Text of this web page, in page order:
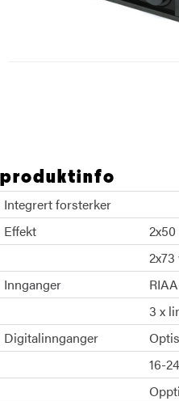
produktinfo
Integrert forsterker
Effekt
Innganger
3 x
Digitalinnganger
16-